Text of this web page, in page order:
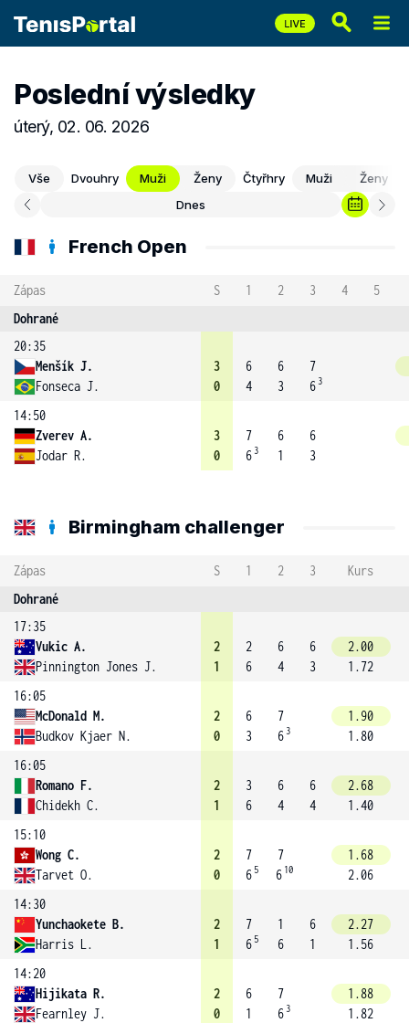
Poslední výsledky
úterý, 02. 06. 2026
Vše Dvouhry Muži Ženy Čtyřhry Muži
Ženy
Dnes
French Open
Zápas S 1 2 3 4
5
Dohrané
20:35
Menšík J.
Fonseca J.
3
0
6
4
6
3
7
6 3
14:50
Zverev A.
Jodar R.
3
0
7
6 3
6
1
6
3
Birmingham challenger
Zápas S 1 2 3
Kurs
Dohrané
17:35
Vukic A.
Pinnington Jones J.
2
1
2
6
6
4
6
3
2.00
1.72
16:05
McDonald M.
Budkov Kjaer N.
2
0
6
3
7
6 3
1.90
1.80
16:05
Romano F.
Chidekh C.
2
1
3
6
6
4
6
4
2.68
1.40
15:10
Wong C.
Tarvet O.
2
0
7
6 5
7
6 10
1.68
2.06
14:30
Yunchaokete B.
Harris L.
2
1
7
6 5
1
6
6
1
2.27
1.56
14:20
Hijikata R.
Fearnley J.
2
0
6
1
7
6 3
1.88
1.82